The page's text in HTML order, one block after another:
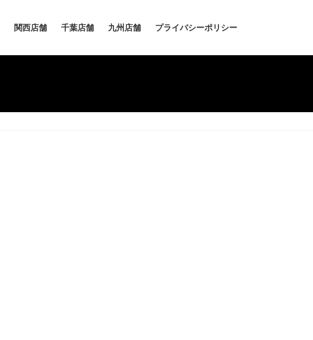
関西店舗 千葉店舗 九州店舗 プライバシーポリシー